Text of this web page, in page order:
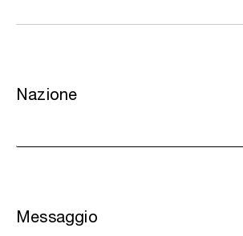
Nazione
Messaggio